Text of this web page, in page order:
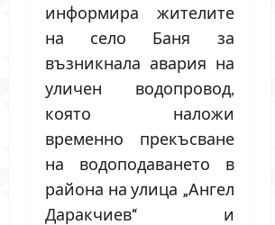
информира жителите
на село Баня за
възникнала авария на
уличен водопровод,
която наложи
временно прекъсване
на водоподаването в
района на улица „Ангел
Даракчиев“ и